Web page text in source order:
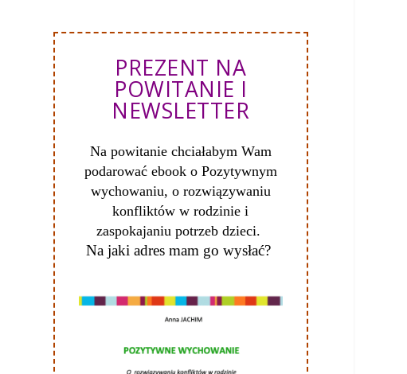
PREZENT NA
POWITANIE I
NEWSLETTER
Na powitanie chciałabym Wam
podarować ebook o Pozytywnym
wychowaniu, o rozwiązywaniu
konfliktów w rodzinie i
zaspokajaniu potrzeb dzieci.
Na jaki adres mam go wysłać?